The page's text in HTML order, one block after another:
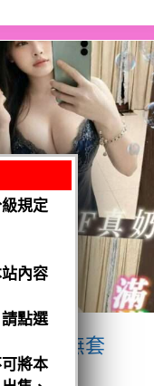
$1900 .無套
規定
內容
點選
將本